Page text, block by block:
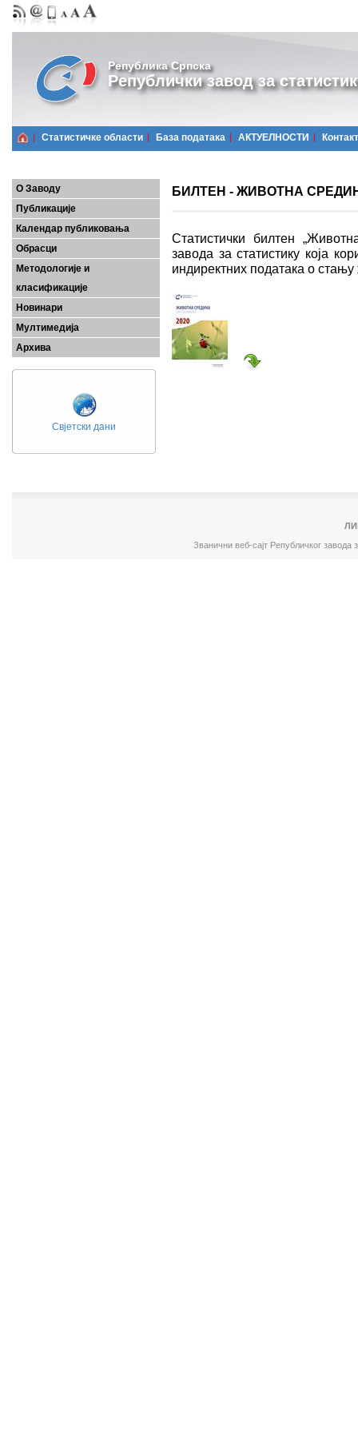
Република Српска
Републички завод за
Статистичке области Базa података АКТУЕЛНОСТИ Контакт
О Заводу
Публикације
Календар публиковања
Обрасци
Методологије и
класификације
Новинари
Мултимедија
Архива
Свјетски дани
БИЛТЕН - ЖИВОТНА
Статистички билтен
завода за статистику која
индиректних података о
Званични веб-сајт Републичког